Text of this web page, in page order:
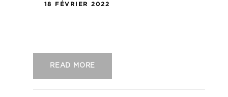
18 FÉVRIER 2022
READ MORE